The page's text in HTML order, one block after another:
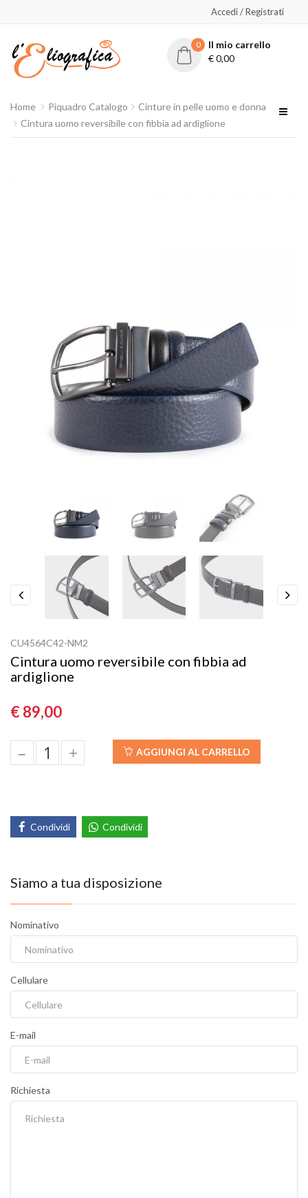
Accedi / Registrati
0
Il mio carrello
€0,00
Home Piquadro Catalogo
Cinture in pelle uomo e donna
Cintura uomo reversibile con fibbia ad ardiglione
CU4564C42-NM2
Cintura uomo reversibile con fibbia ad
ardiglione
€ 89,00
– + AGGIUNGI AL CARRELLO
Condividi Condividi
Siamo a tua disposizione
Nominativo
Cellulare
E-mail
Richiesta